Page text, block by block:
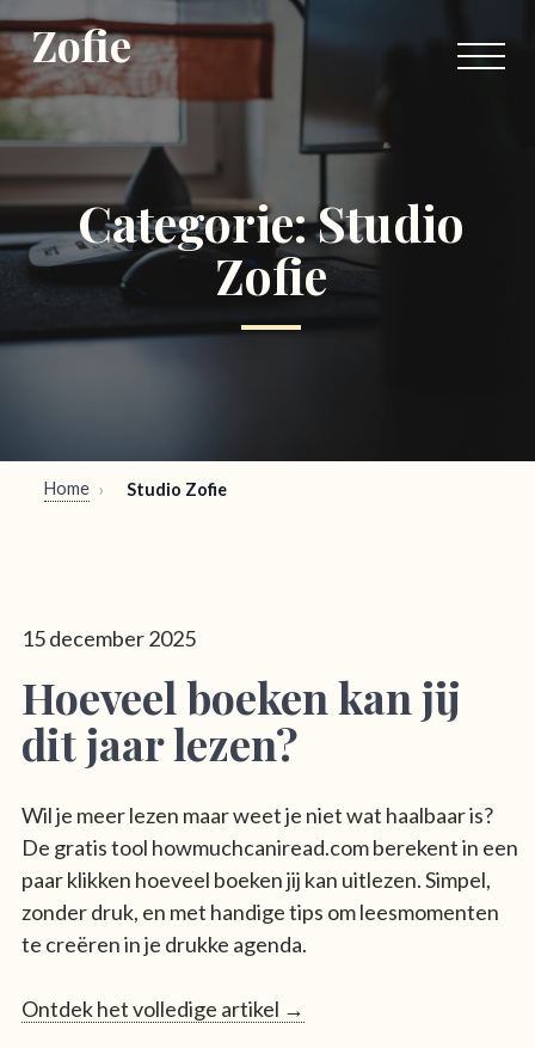
Zofie
Categorie:Studio
Zofie
Home › Studio Zofie
15 december 2025
Hoeveel boeken kan jij
dit jaar lezen?
Wil je meer lezen maar weet je niet wat haalbaar is?
De gratis tool howmuchcaniread.com berekent in een
paar klikken hoeveel boeken jij kan uitlezen. Simpel,
zonder druk, en met handige tips om leesmomenten
te creëren in je drukke agenda.
Ontdek het volledige artikel →